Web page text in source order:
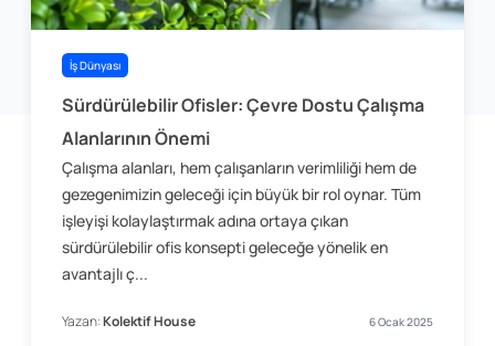
İş Dünyası
Sürdürülebilir Ofisler: Çevre Dostu Çalışma
Alanlarının Önemi
Çalışma alanları, hem çalışanların verimliliği hem de
gezegenimizin geleceği için büyük bir rol oynar. Tüm
işleyişi kolaylaştırmak adına ortaya çıkan
sürdürülebilir ofis konsepti geleceğe yönelik en
avantajlı ç...
Yazan:Kolektif House 6 Ocak 2025